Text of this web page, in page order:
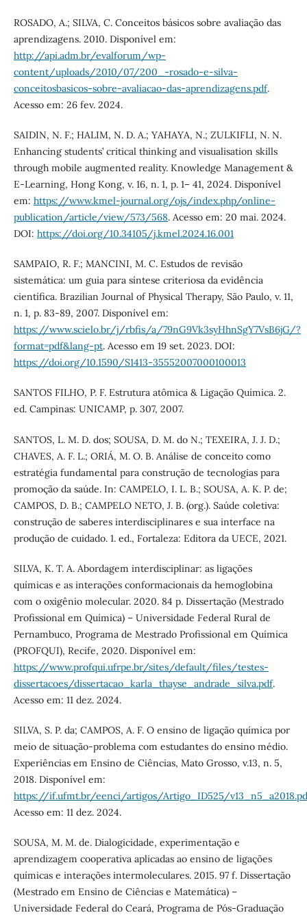
ROSADO, A.; SILVA, C. Conceitos básicos sobre avaliação das
aprendizagens. 2010. Disponível em:
http://api.adm.br/evalforum/wp-
content/uploads/2010/07/200_-rosado-e-silva-
conceitosbasicos-sobre-avaliacao-das-aprendizagens.pdf.
Acesso em: 26 fev. 2024.
SAIDIN, N. F.; HALIM, N. D. A.; YAHAYA, N.; ZULKIFLI, N. N.
Enhancing students’ critical thinking and visualisation skills
through mobile augmented reality. Knowledge Management &
E-Learning, Hong Kong, v. 16, n. 1, p. 1– 41, 2024. Disponível
em: https://www.kmel-journal.org/ojs/index.php/online-
publication/article/view/573/568. Acesso em: 20 mai. 2024.
DOI: https://doi.org/10.34105/j.kmel.2024.16.001
SAMPAIO, R. F.; MANCINI, M. C. Estudos de revisão
sistemática: um guia para síntese criteriosa da evidência
científica. Brazilian Journal of Physical Therapy, São Paulo, v. 11,
n. 1, p. 83-89, 2007. Disponível em:
https://www.scielo.br/j/rbfis/a/79nG9Vk3syHhnSgY7VsB6jG/?
format=pdf&lang-pt. Acesso em 19 set. 2023. DOI:
https://doi.org/10.1590/S1413-35552007000100013
SANTOS FILHO, P. F. Estrutura atômica & Ligação Química. 2.
ed. Campinas: UNICAMP, p. 307, 2007.
SANTOS, L. M. D. dos; SOUSA, D. M. do N.; TEXEIRA, J. J. D.;
CHAVES, A. F. L.; ORIÁ, M. O. B. Análise de conceito como
estratégia fundamental para construção de tecnologias para
promoção da saúde. In: CAMPELO, I. L. B.; SOUSA, A. K. P. de;
CAMPOS, D. B.; CAMPELO NETO, J. B. (org.). Saúde coletiva:
construção de saberes interdisciplinares e sua interface na
produção de cuidado. 1. ed., Fortaleza: Editora da UECE, 2021.
SILVA, K. T. A. Abordagem interdisciplinar: as ligações
químicas e as interações conformacionais da hemoglobina
com o oxigênio molecular. 2020. 84 p. Dissertação (Mestrado
Profissional em Química) – Universidade Federal Rural de
Pernambuco, Programa de Mestrado Profissional em Química
(PROFQUI), Recife, 2020. Disponível em:
https://www.profqui.ufrpe.br/sites/default/files/testes-
dissertacoes/dissertacao_karla_thayse_andrade_silva.pdf.
Acesso em: 11 dez. 2024.
SILVA, S. P. da; CAMPOS, A. F. O ensino de ligação química por
meio de situação-problema com estudantes do ensino médio.
Experiências em Ensino de Ciências, Mato Grosso, v.13, n. 5,
2018. Disponível em:
https://if.ufmt.br/eenci/artigos/Artigo_ID525/
Acesso em: 11 dez. 2024.
SOUSA, M. M. de. Dialogicidade, experimentação e
aprendizagem cooperativa aplicadas ao ensino de ligações
químicas e interações intermoleculares. 2015. 97 f. Dissertação
(Mestrado em Ensino de Ciências e Matemática) –
Universidade Federal do Ceará, Programa de Pós-Graduação